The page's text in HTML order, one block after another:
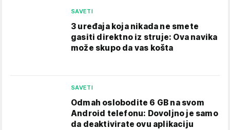
SAVETI
3 uređaja koja nikada ne smete
gasiti direktno iz struje: Ova navika
može skupo da vas košta
SAVETI
Odmah oslobodite 6 GB na svom
Android telefonu: Dovoljno je samo
da deaktivirate ovu aplikaciju